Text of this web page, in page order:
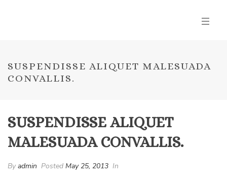
SUSPENDISSE ALIQUET MALESUADA
CONVALLIS.
SUSPENDISSE ALIQUET
MALESUADA CONVALLIS.
Byadmin Posted May 25, 2013 In